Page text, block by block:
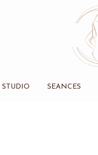
STUDIO SEANCES